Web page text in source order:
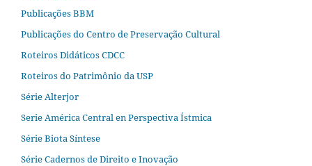
Publicações BBM
Publicações do Centro de Preservação Cultural
Roteiros Didáticos CDCC
Roteiros do Patrimônio da USP
Série Alterjor
Serie América Central en Perspectiva Ístmica
Série Biota Síntese
Série Cadernos de Direito e Inovação